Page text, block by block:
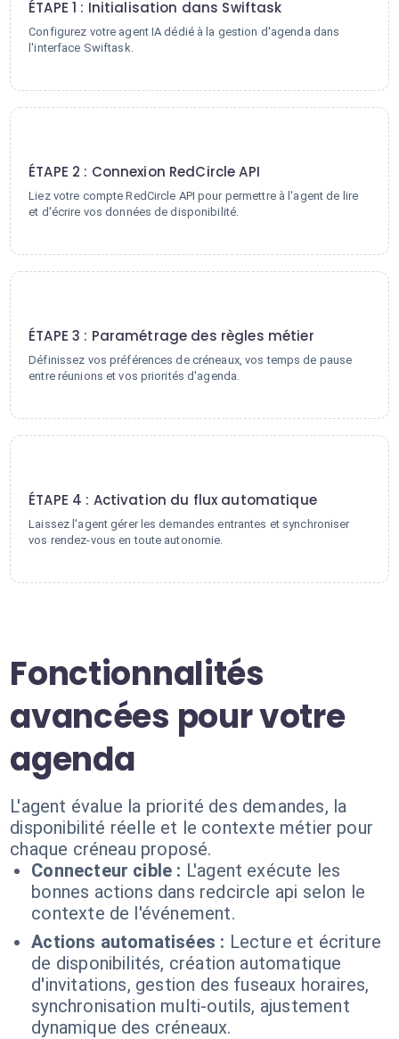
ÉTAPE 1 : Initialisation dans Swiftask
Configurez votre agent IA dédié à la gestion d'agenda dans
l'interface Swiftask.
ÉTAPE 2 : Connexion RedCircle API
Liez votre compte RedCircle API pour permettre à l'agent de lire
et d'écrire vos données de disponibilité.
ÉTAPE 3 : Paramétrage des règles métier
Définissez vos préférences de créneaux, vos temps de pause
entre réunions et vos priorités d'agenda.
ÉTAPE 4 : Activation du flux automatique
Laissez l'agent gérer les demandes entrantes et synchroniser
vos rendez-vous en toute autonomie.
Fonctionnalités
avancées pour votre
agenda
L'agent évalue la priorité des demandes, la
disponibilité réelle et le contexte métier pour
chaque créneau proposé.
Connecteur cible : L'agent exécute les
bonnes actions dans redcircle api selon le
contexte de l'événement.
Actions automatisées : Lecture et écriture
de disponibilités, création automatique
d'invitations, gestion des fuseaux horaires,
synchronisation multi-outils, ajustement
dynamique des créneaux.